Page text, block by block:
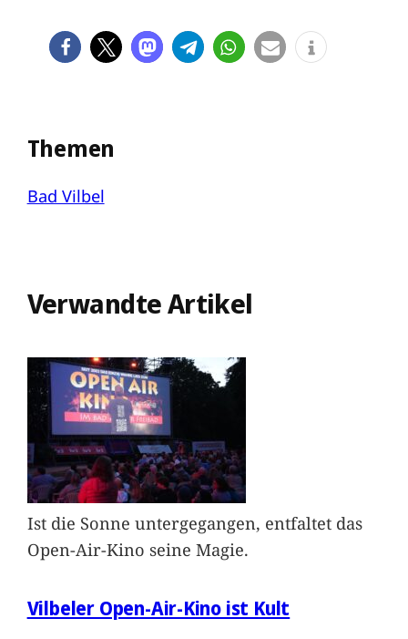
Themen
Bad Vilbel
Verwandte Artikel
Ist die Sonne untergegangen, entfaltet das
Open-Air-Kino seine Magie.
Vilbeler Open-Air-Kino ist Kult